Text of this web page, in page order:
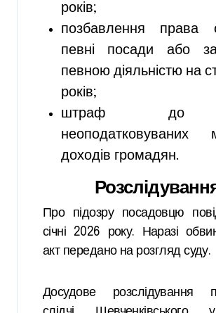
років;
позбавлення права
певні посади або
певною діяльністю на
років;
штраф до
неоподатковуваних
доходів громадян.
Про підозру посадовцю
січні 2026 року. Наразі
акт передано на розгляд суду.
Досудове розслідування